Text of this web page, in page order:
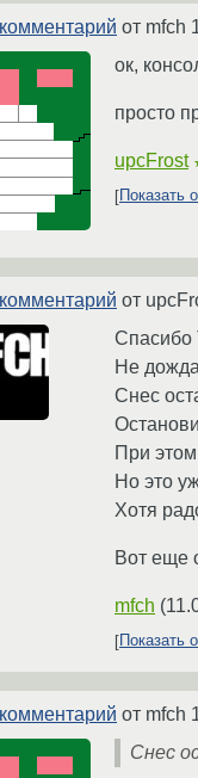
комментарий от mfch
ок,
просто
upcFrost
Показать
комментарий от
Спасибо
Не
Снес
При
Но это
Хотя
Вот еще
mfch (
Показать
комментарий от mfch
Снес